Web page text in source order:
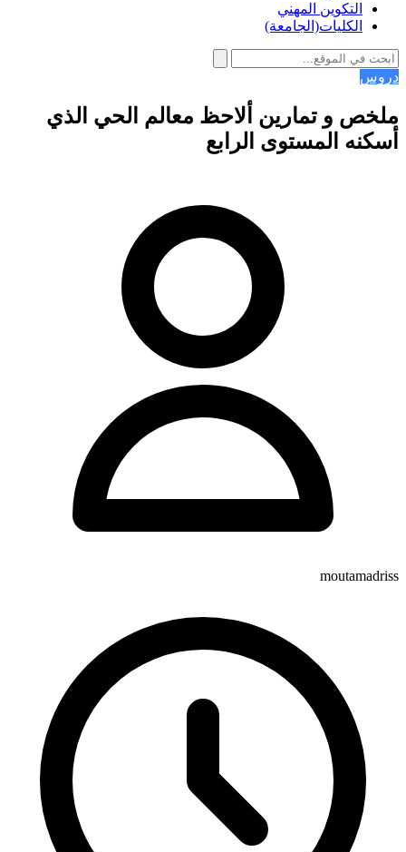
التكوين المهني
الكليات(الجامعة)
دروس
ملخص و تمارين ألاحظ معالم الحي الذي
أسكنه المستوى الرابع
moutamadriss